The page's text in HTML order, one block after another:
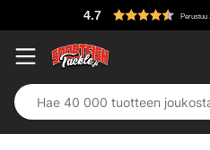
4.7 Perustuu